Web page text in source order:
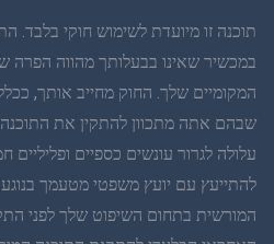
תאית
סינית פשוטה
דנית
הינדי
תוכנה זו מיועדת לשימוש חוקי בלבד.
במכשיר שאינו בבעלותך מהווה הפרה
המקומיים שלך. החוק מחייב אותך,
שבהם אתה מתכוון להתקין את
עלולה לגרור עונשים כספיים ופליליים
להתייעץ עם יועץ משפטי מטעמך
המורשית בתחום השיפוט שלך לפני